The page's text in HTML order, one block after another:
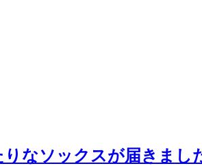
なソックスが届きまし